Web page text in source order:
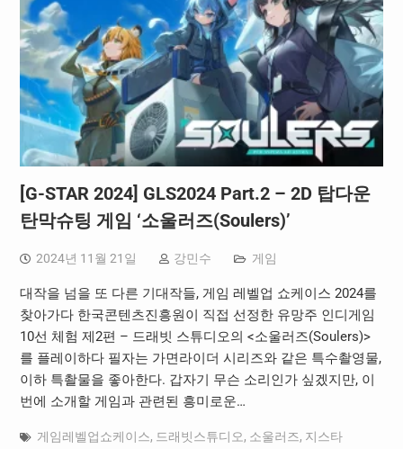
[G-STAR 2024] GLS2024 Part.2 – 2D 탑다운
탄막슈팅 게임 ‘소울러즈(Soulers)’
2024년 11월 21일 강민수 게임
대작을 넘을 또 다른 기대작들, 게임 레벨업 쇼케이스 2024를
찾아가다 한국콘텐츠진흥원이 직접 선정한 유망주 인디게임
10선 체험 제2편 – 드래빗 스튜디오의 <소울러즈(Soulers)>
를 플레이하다 필자는 가면라이더 시리즈와 같은 특수촬영물,
이하 특촬물을 좋아한다. 갑자기 무슨 소리인가 싶겠지만, 이
번에 소개할 게임과 관련된 흥미로운…
게임레벨업쇼케이스, 드래빗스튜디오, 소울러즈, 지스타